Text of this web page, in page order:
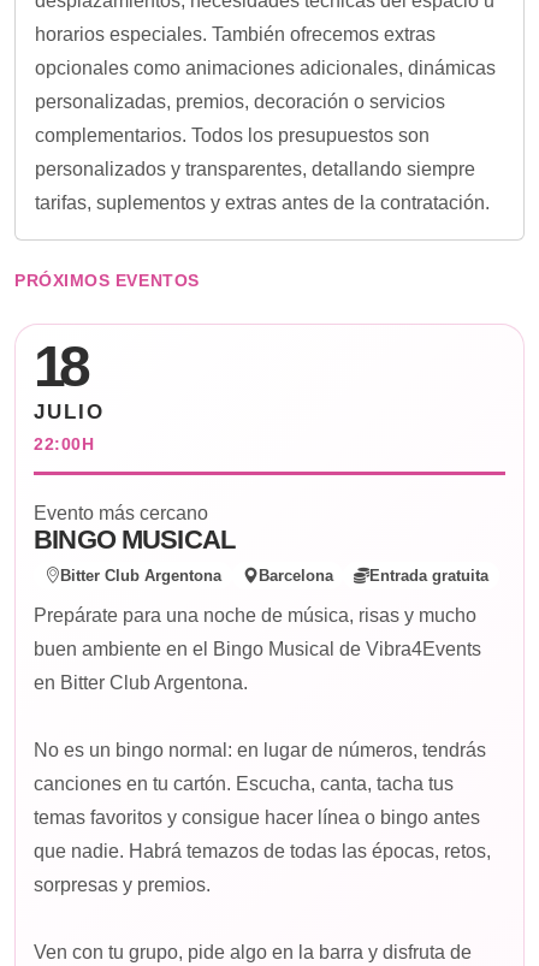
horarios especiales. También ofrecemos extras
opcionales como animaciones adicionales, dinámicas
personalizadas, premios, decoración o servicios
complementarios. Todos los presupuestos son
personalizados y transparentes, detallando siempre
tarifas, suplementos y extras antes de la contratación.
PRÓXIMOS EVENTOS
18
JULIO
22:00H
Evento más cercano
BINGO MUSICAL
Bitter Club Argentona Barcelona Entrada gratuita
Prepárate para una noche de música, risas y mucho
buen ambiente en el Bingo Musical de Vibra4Events
en Bitter Club Argentona.
No es un bingo normal: en lugar de números, tendrás
canciones en tu cartón. Escucha, canta, tacha tus
temas favoritos y consigue hacer línea o bingo antes
que nadie. Habrá temazos de todas las épocas, retos,
sorpresas y premios.
Ven con tu grupo, pide algo en la barra y disfruta de